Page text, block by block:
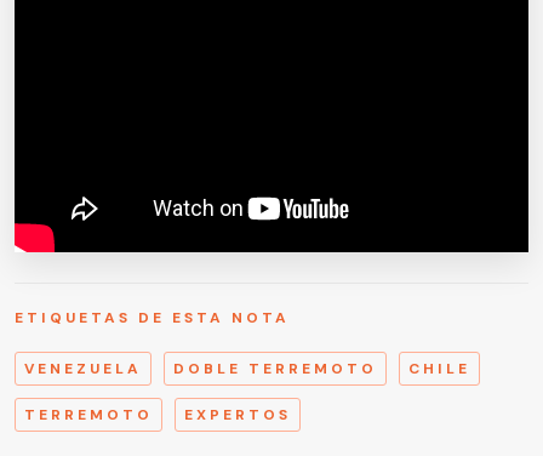
ETIQUETAS DE ESTA NOTA
VENEZUELA DOBLE TERREMOTO CHILE
TERREMOTO EXPERTOS